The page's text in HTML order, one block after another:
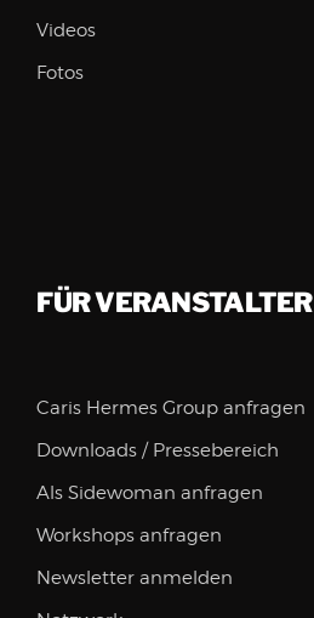
Videos
Fotos
FÜR VERANSTALTER
Caris Hermes Group anfragen
Downloads / Pressebereich
Als Sidewoman anfragen
Workshops anfragen
Newsletter anmelden